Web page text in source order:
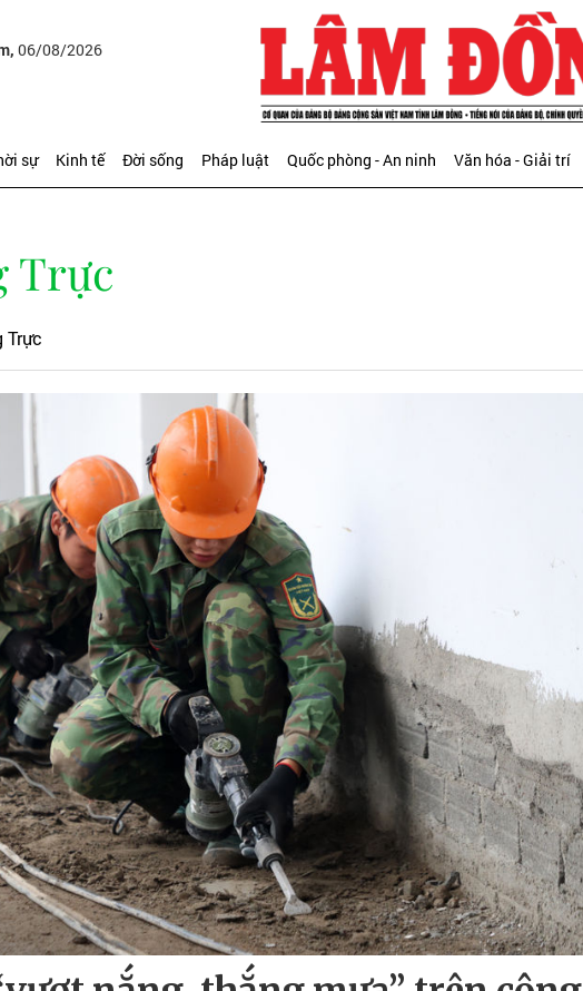
06/08/2026
sự Kinh tế Đời sống Pháp luật Quốc phòng - An ninh Văn hóa - Giải trí
Trực
Trực